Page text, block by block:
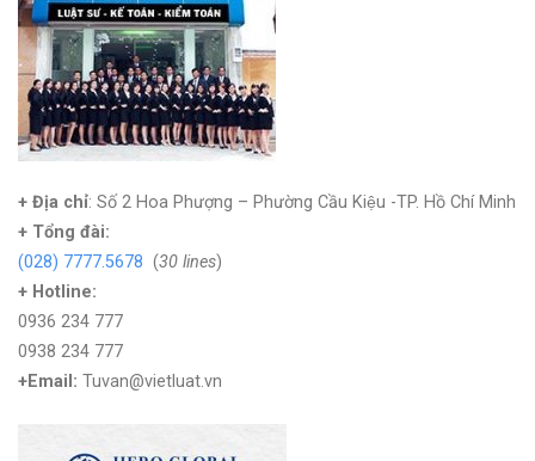
+ Địa chỉ: Số 2 Hoa Phượng – Phường Cầu Kiệu -TP. Hồ Chí Minh
+ Tổng đài:
(028) 7777.5678 (30 lines)
+ Hotline:
0936 234 777
0938 234 777
+Email: Tuvan@vietluat.vn